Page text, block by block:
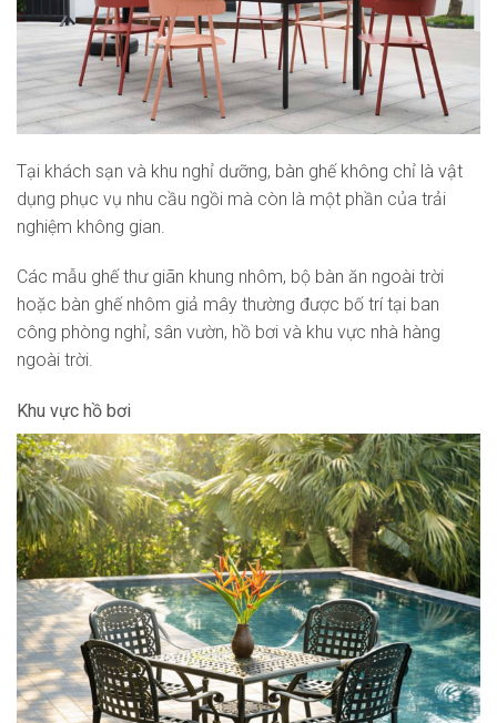
Tại khách sạn và khu nghỉ dưỡng, bàn ghế không chỉ là vật
dụng phục vụ nhu cầu ngồi mà còn là một phần của trải
nghiệm không gian.
Các mẫu ghế thư giãn khung nhôm, bộ bàn ăn ngoài trời
hoặc bàn ghế nhôm giả mây thường được bố trí tại ban
công phòng nghỉ, sân vườn, hồ bơi và khu vực nhà hàng
ngoài trời.
Khu vực hồ bơi